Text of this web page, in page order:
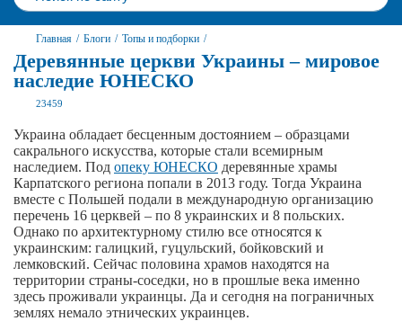
Главная / Блоги / Топы и подборки /
Деревянные церкви Украины – мировое
наследие ЮНЕСКО
23459
Украина обладает бесценным достоянием – образцами
сакрального искусства, которые стали всемирным
наследием. Под опеку ЮНЕСКО деревянные храмы
Карпатского региона попали в 2013 году. Тогда Украина
вместе с Польшей подали в международную организацию
перечень 16 церквей – по 8 украинских и 8 польских.
Однако по архитектурному стилю все относятся к
украинским: галицкий, гуцульский, бойковский и
лемковский. Сейчас половина храмов находятся на
территории страны-соседки, но в прошлые века именно
здесь проживали украинцы. Да и сегодня на пограничных
землях немало этнических украинцев.